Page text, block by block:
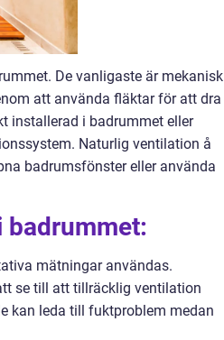
De vanligaste är mekanisk
att använda fläktar för att dra
installerad i badrummet eller
Naturlig ventilation å
badrumsfönster eller använda
badrummet:
mätningar användas.
se till att tillräcklig ventilation
kan leda till fuktproblem medan